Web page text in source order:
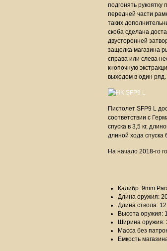
подгонять
передней части
таких
скоба сделана
двусторонней
защелка магазина
справа или слева
кнопочную
выходом в один
Пистолет SFP9 L
соответствии с
спуска в 3,5 кг,
длиной хода
На начало 2018-го
Калибр: 9mm
Длина оружия:
Длина ствола:
Высота оружия:
Ширина оружия:
Масса без
Емкость